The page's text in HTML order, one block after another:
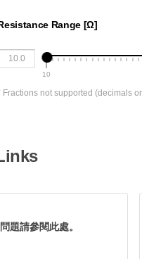
Range [Ω]
10
Fractions not supported (decimals
題請參閱此處。